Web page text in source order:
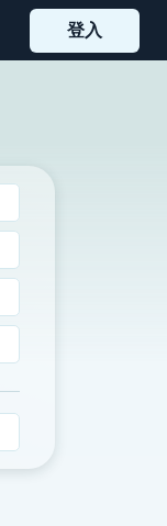
登入